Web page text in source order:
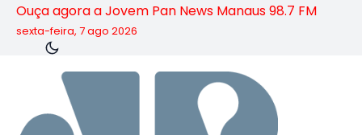
Ouça agora a Jovem Pan News Manaus 98.7 FM
sexta-feira, 7 ago 2026